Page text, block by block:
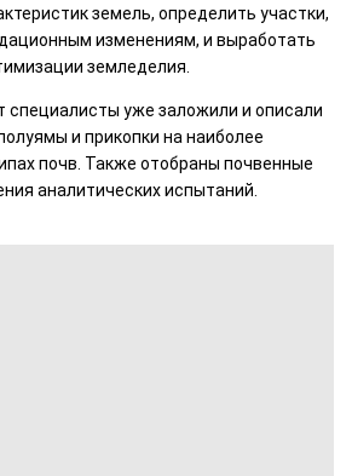
земель, определить участки,
изменениям, и выработать
земледелия.
специалисты уже заложили и описали
и прикопки на наиболее
почв. Также отобраны почвенные
аналитических испытаний.